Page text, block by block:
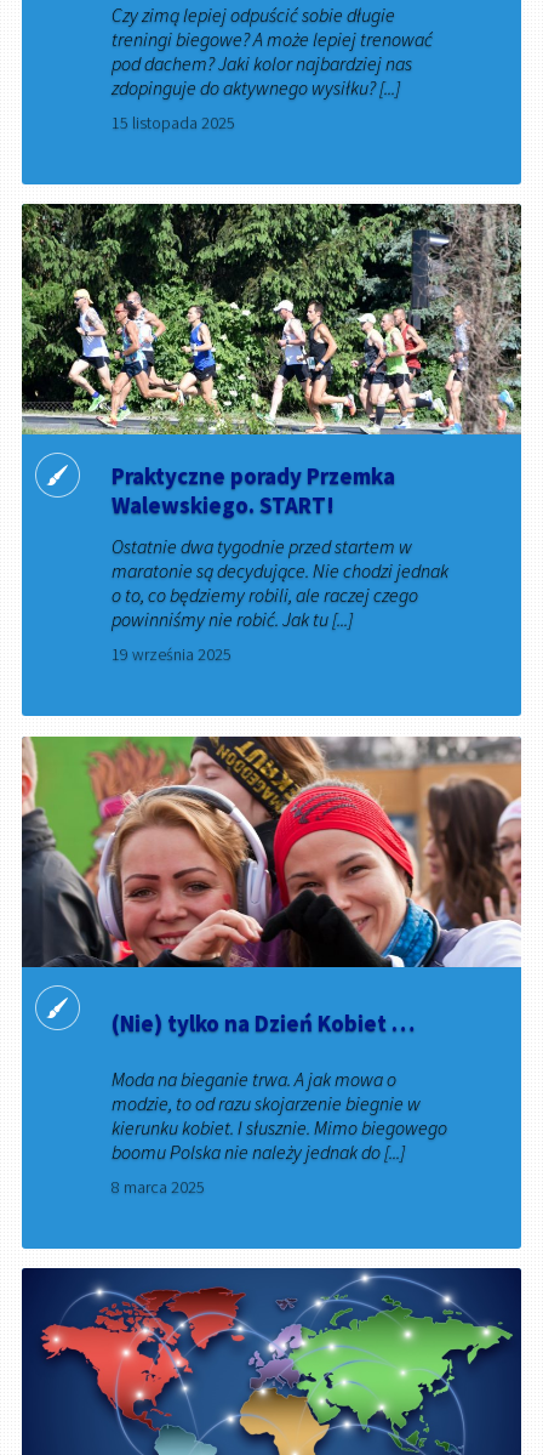
Czy zimą lepiej odpuścić sobie długie
treningi biegowe? A może lepiej trenować
pod dachem? Jaki kolor najbardziej nas
zdopinguje do aktywnego wysiłku? [...]
15 listopada 2025
Praktyczne porady Przemka
Walewskiego. START!
Ostatnie dwa tygodnie przed startem w
maratonie są decydujące. Nie chodzi jednak
o to, co będziemy robili, ale raczej czego
powinniśmy nie robić. Jak tu [...]
19 września 2025
(Nie) tylko na Dzień Kobiet …
Moda na bieganie trwa. A jak mowa o
modzie, to od razu skojarzenie biegnie w
kierunku kobiet. I słusznie. Mimo biegowego
boomu Polska nie należy jednak do [...]
8 marca 2025